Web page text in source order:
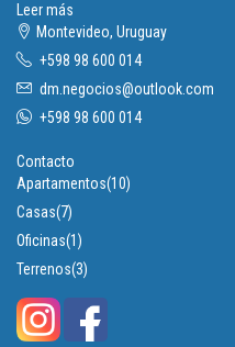
Leer más
Montevideo, Uruguay
+598 98 600 014
dm.negocios@outlook.com
+598 98 600 014
Contacto
Apartamentos(10)
Casas(7)
Oficinas(1)
Terrenos(3)